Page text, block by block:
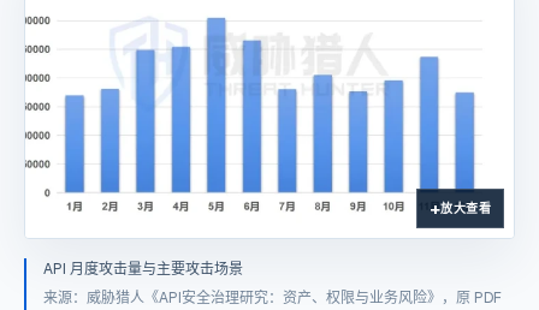
放大查看
API 月度攻击量与主要攻击场景
来源：威胁猎人《API安全治理研究：资产、权限与业务风险》，原 PDF